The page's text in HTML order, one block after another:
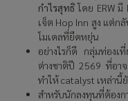
กำไรสุทธิโดย ERWมี
เจ็ต Hop Inn สูง แต่กลั
โมเดลที่ยืดหยุ่น
อย่างไรก็ดี กลุ่มท่องเ
ต่างชาติปี 2569 ที่อา
ทำให้catalyst เหล่านี้
สำหรับนักลงทุนที่ต้องก